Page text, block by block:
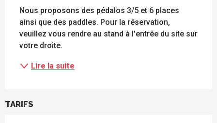
Nous proposons des pédalos 3/5 et 6 places
ainsi que des paddles. Pour la réservation,
veuillez vous rendre au stand à l'entrée du site sur
votre droite.
Lire la suite
TARIFS